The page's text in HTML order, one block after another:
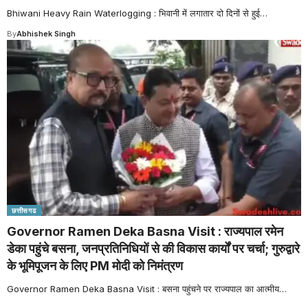
Bhiwani Heavy Rain Waterlogging : भिवानी में लगातार दो दिनों से हुई…
ByAbhishek Singh
छत्तीसगढ
Governor Ramen Deka Basna Visit : राज्यपाल रमेन
डेका पहुंचे बसना, जनप्रतिनिधियों से की विकास कार्यों पर चर्चा; गुरुद्वारे
के भूमिपूजन के लिए PM मोदी को निमंत्रण
Governor Ramen Deka Basna Visit : बसना पहुंचने पर राज्यपाल का आत्मीय…